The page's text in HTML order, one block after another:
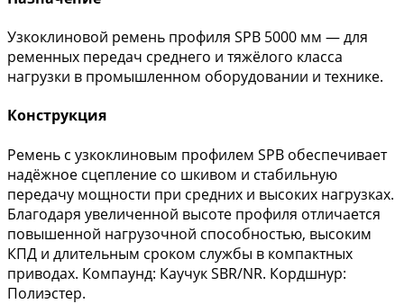
Узкоклиновой ремень профиля SPB 5000 мм — для
ременных передач среднего и тяжёлого класса
нагрузки в промышленном оборудовании и технике.
Конструкция
Ремень с узкоклиновым профилем SPB обеспечивает
надёжное сцепление со шкивом и стабильную
передачу мощности при средних и высоких нагрузках.
Благодаря увеличенной высоте профиля отличается
повышенной нагрузочной способностью, высоким
КПД и длительным сроком службы в компактных
приводах. Компаунд: Каучук SBR/NR. Кордшнур:
Полиэстер.